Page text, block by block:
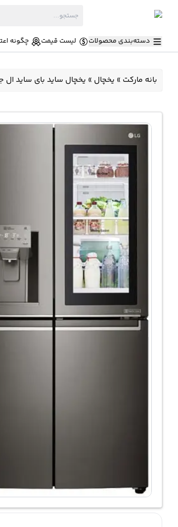
دسته‌بندی محصولات لیست قیمت چگونه
بانه مارکت » یخچال » یخچال ساید بای ساید ال